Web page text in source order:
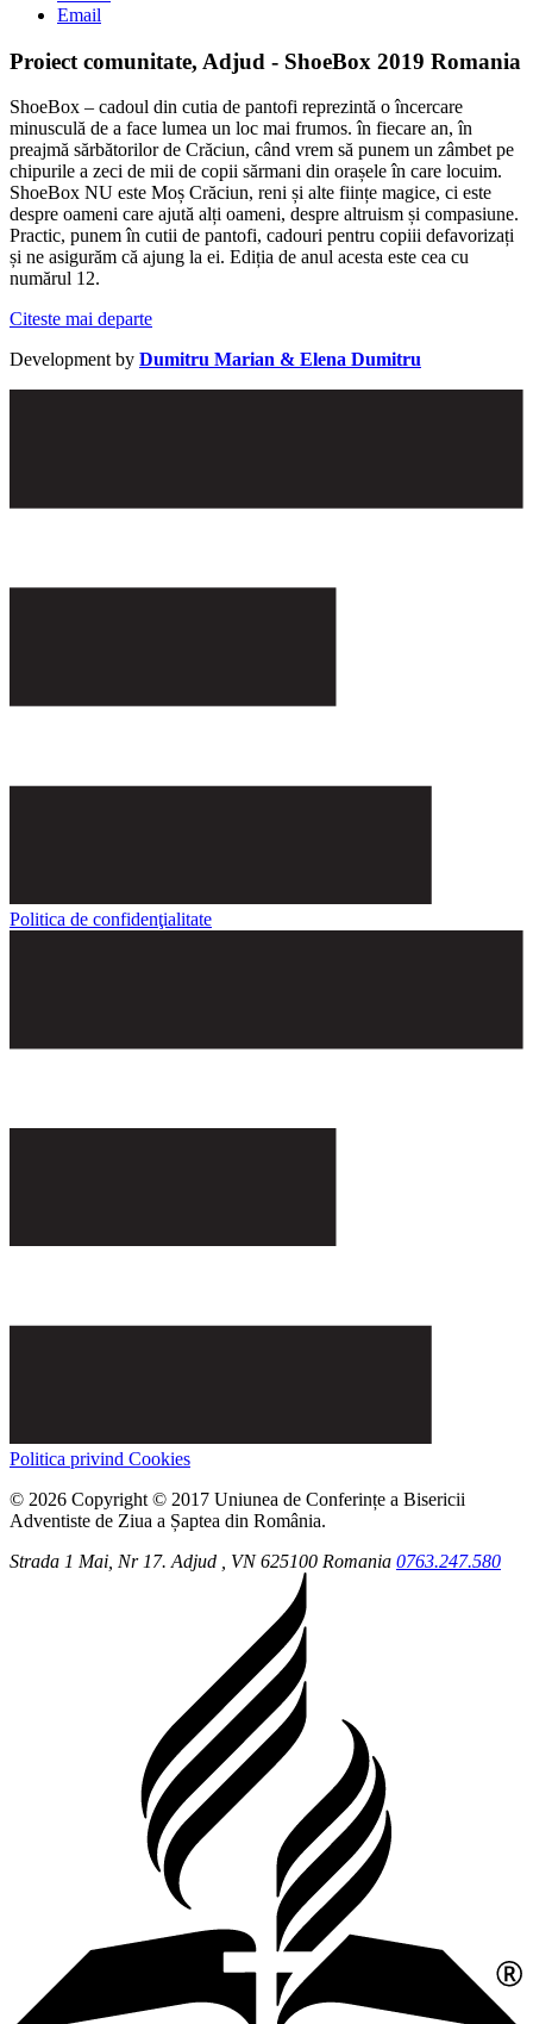
Email
Proiect comunitate, Adjud - ShoeBox 2019 Romania
ShoeBox – cadoul din cutia de pantofi reprezintă o încercare
minusculă de a face lumea un loc mai frumos. în fiecare an, în
preajmă sărbătorilor de Crăciun, când vrem să punem un zâmbet pe
chipurile a zeci de mii de copii sărmani din orașele în care locuim.
ShoeBox NU este Moș Crăciun, reni și alte ființe magice, ci este
despre oameni care ajută alți oameni, despre altruism și compasiune.
Practic, punem în cutii de pantofi, cadouri pentru copiii defavorizați
și ne asigurăm că ajung la ei. Ediția de anul acesta este cea cu
numărul 12.
Citeste mai departe
Development by Dumitru Marian & Elena Dumitru
Politica de confidenţialitate
Politica privind Cookies
© 2026 Copyright © 2017 Uniunea de Conferințe a Bisericii
Adventiste de Ziua a Șaptea din România.
Strada 1 Mai, Nr 17.Adjud , VN 625100 Romania 0763.247.580